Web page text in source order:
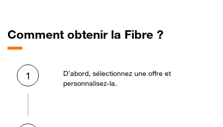
Comment obtenir la Fibre ?
1
D’abord, sélectionnez une offre et
personnalisez-la.